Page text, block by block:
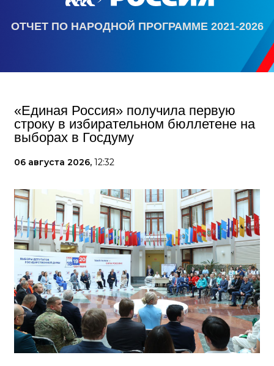
ОТЧЕТ ПО НАРОДНОЙ ПРОГРАММЕ 2021-2026
«Единая Россия» получила первую
строку в избирательном бюллетене на
выборах в Госдуму
06 августа 2026, 12:32